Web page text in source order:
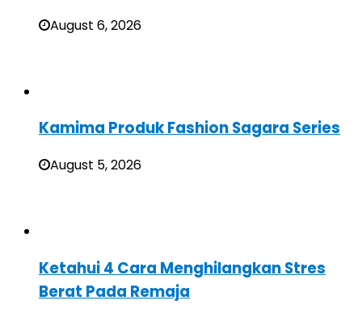
August 6, 2026
Kamima Produk Fashion Sagara Series
August 5, 2026
Ketahui 4 Cara Menghilangkan Stres
Berat Pada Remaja